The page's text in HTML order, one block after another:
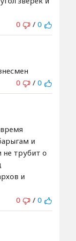
0
/ 0
0
/ 0
и
не трубит о
и
0
/ 0